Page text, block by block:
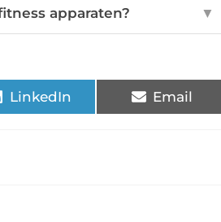
apparaten? ▼
LinkedIn Email